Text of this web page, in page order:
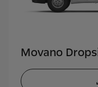
Movano